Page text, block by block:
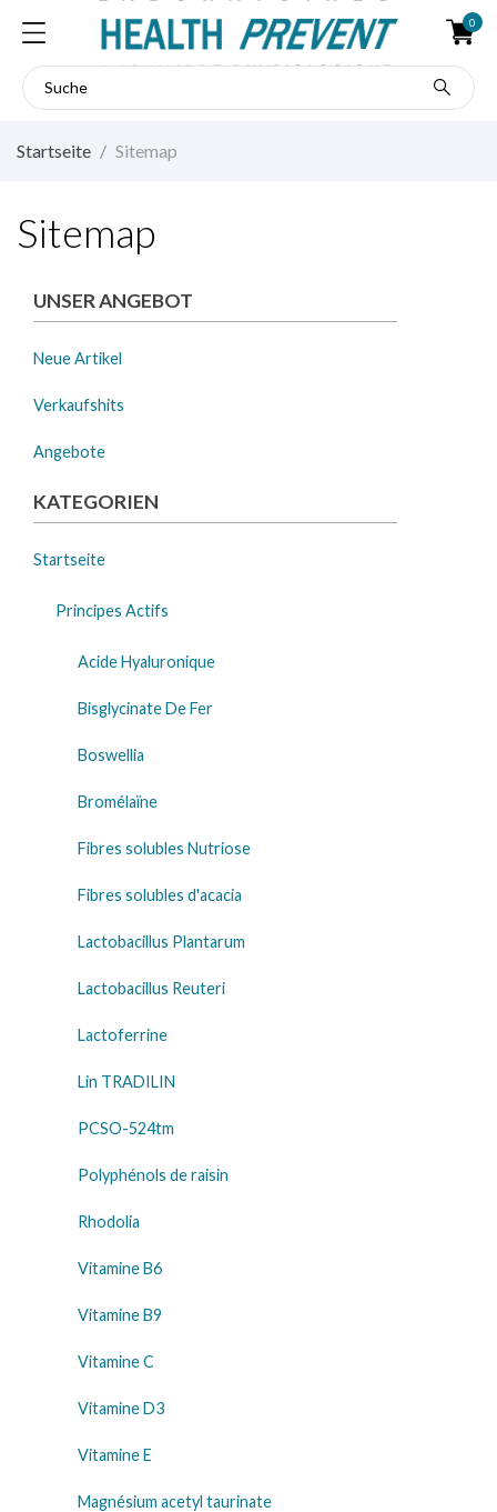
0
Startseite Sitemap
Sitemap
UNSER ANGEBOT
Neue Artikel
Verkaufshits
Angebote
KATEGORIEN
Startseite
Principes Actifs
Acide Hyaluronique
Bisglycinate De Fer
Boswellia
Bromélaïne
Fibres solubles Nutriose
Fibres solubles d'acacia
Lactobacillus Plantarum
Lactobacillus Reuteri
Lactoferrine
Lin TRADILIN
PCSO-524tm
Polyphénols de raisin
Rhodolia
Vitamine B6
Vitamine B9
Vitamine C
Vitamine D3
Vitamine E
Magnésium acetyl taurinate